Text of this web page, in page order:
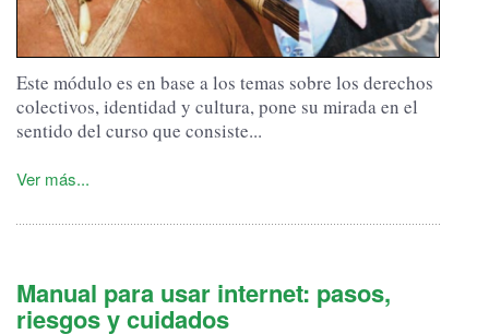
Este módulo es en base a los temas sobre los derechos
colectivos, identidad y cultura, pone su mirada en el
sentido del curso que consiste...
Ver más...
Manual para usar internet: pasos,
riesgos y cuidados